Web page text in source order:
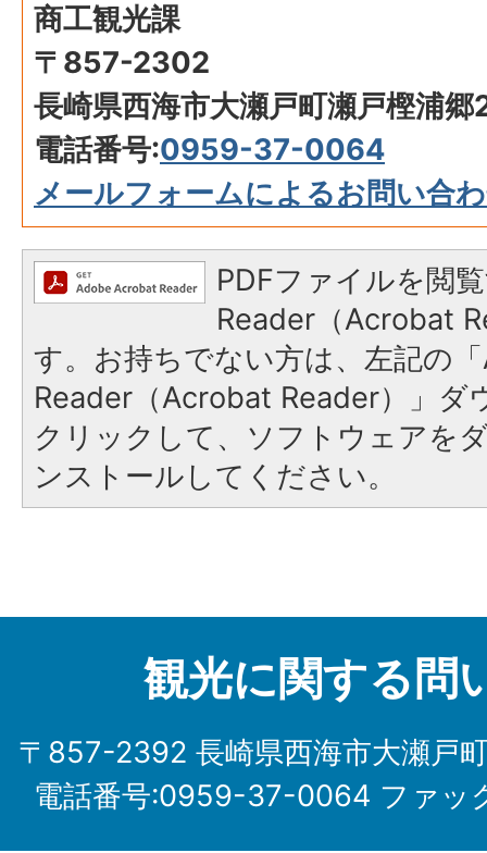
商工観光課
〒857-2302
長崎県西海市大瀬戸町瀬戸樫浦
電話番号:0959-37-0064
メールフォームによるお問い合
PDFファイルを閲
Reader（Acrobat
す。お持ちでない方は、左記の
Reader（Acrobat Reader）」ダ
クリックして、ソフトウェアを
ンストールしてください。
観光に関する問
〒857-2392 長崎県西海市大瀬戸
電話番号:0959-37-0064 ファ